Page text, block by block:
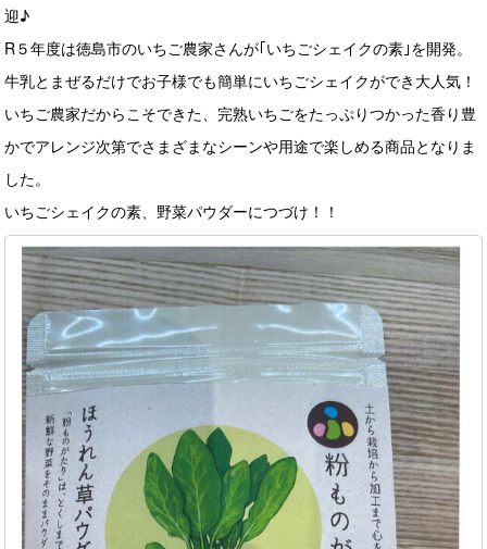
迎♪
R５年度は徳島市のいちご農家さんが｢いちごシェイクの素｣を開発。
牛乳とまぜるだけでお子様でも簡単にいちごシェイクができ大人気！
いちご農家だからこそできた、完熟いちごをたっぷりつかった香り豊
かでアレンジ次第でさまざまなシーンや用途で楽しめる商品となりま
した。
いちごシェイクの素、野菜パウダーにつづけ！！